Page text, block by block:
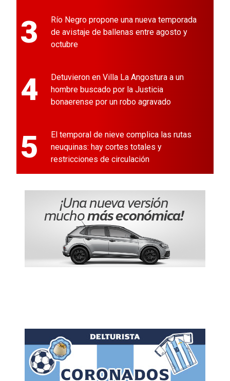
3
Río Negro propone una nueva temporada
de avistaje de ballenas entre agosto y
octubre
4
Detuvieron en Villa La Angostura a un
hombre buscado por la Justicia
bonaerense por un robo agravado
5
El temporal de nieve complica las rutas
neuquinas: hay cortes totales y
restricciones de circulación